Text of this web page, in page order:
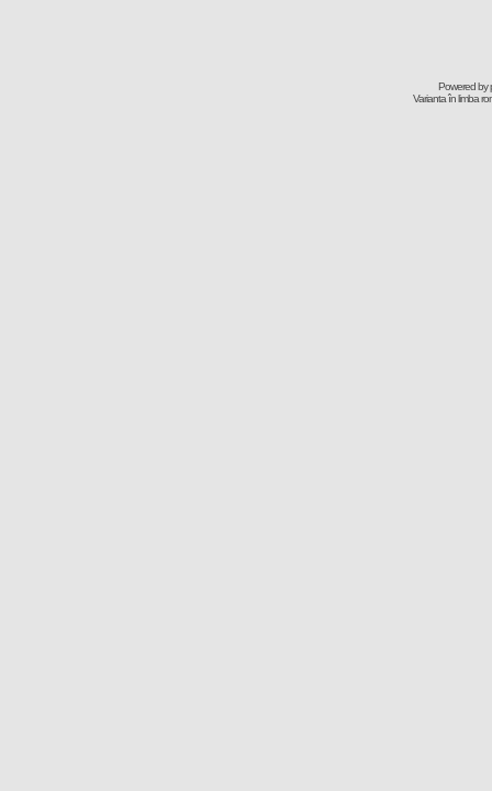
Powered by
Varianta în limba